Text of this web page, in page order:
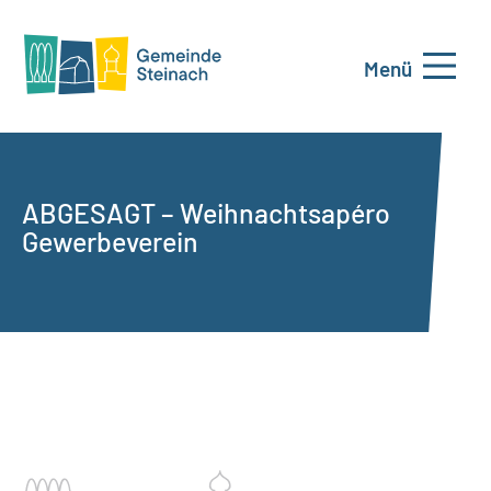
Menü
ABGESAGT – Weihnachtsapéro
Gewerbeverein